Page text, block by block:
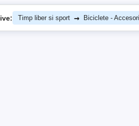
Timp liber si sport → Biciclete -